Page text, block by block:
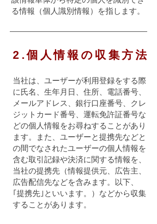
る情報（個人識別情報）を指します。
2.個人情報の収集方法
当社は、ユーザーが利用登録をする際
に氏名、生年月日、住所、電話番号、
メールアドレス、銀行口座番号、クレ
ジットカード番号、運転免許証番号な
どの個人情報をお尋ねすることがあり
ます。また、ユーザーと提携先などと
の間でなされたユーザーの個人情報を
含む取引記録や決済に関する情報を、
当社の提携先（情報提供元、広告主、
広告配信先などを含みます。以下、
｢提携先｣といいます。）などから収集
することがあります。